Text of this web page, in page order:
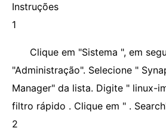
Instruções
1
Clique em "Sistema ", em
"Administração". Selecione "
Manager" da lista. Digite " linux-
filtro rápido . Clique em " .
2